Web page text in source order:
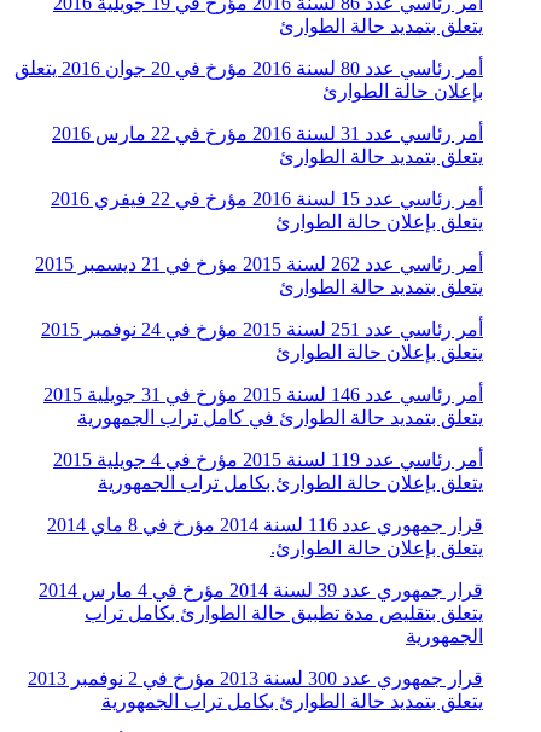
يتعلق بتمديد حالة الطوارئ
أمر رئاسي عدد 80 لسنة 2016 مؤرخ في 20 جوان 2016 يتعلق
بإعلان حالة الطوارئ
أمر رئاسي عدد 31 لسنة 2016 مؤرخ في 22 مارس 2016
يتعلق بتمديد حالة الطوارئ
أمر رئاسي عدد 15 لسنة 2016 مؤرخ في 22 فيفري 2016
يتعلق بإعلان حالة الطوارئ
أمر رئاسي عدد 262 لسنة 2015 مؤرخ في 21 ديسمبر 2015
يتعلق بتمديد حالة الطوارئ
أمر رئاسي عدد 251 لسنة 2015 مؤرخ في 24 نوفمبر 2015
يتعلق بإعلان حالة الطوارئ
أمر رئاسي عدد 146 لسنة 2015 مؤرخ في 31 جويلية 2015
يتعلق بتمديد حالة الطوارئ في كامل تراب الجمهورية
أمر رئاسي عدد 119 لسنة 2015 مؤرخ في 4 جويلية 2015
يتعلق بإعلان حالة الطوارئ بكامل تراب الجمهورية
قرار جمهوري عدد 116 لسنة 2014 مؤرخ في 8 ماي 2014
يتعلق بإعلان حالة الطوارئ.
قرار جمهوري عدد 39 لسنة 2014 مؤرخ في 4 مارس 2014
يتعلق بتقليص مدة تطبيق حالة الطوارئ بكامل تراب
الجمهورية
قرار جمهوري عدد 300 لسنة 2013 مؤرخ في 2 نوفمبر 2013
يتعلق بتمديد حالة الطوارئ بكامل تراب الجمهورية